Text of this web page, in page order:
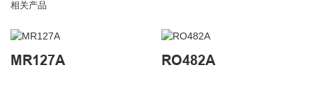
相关产品
MR127A RO482A